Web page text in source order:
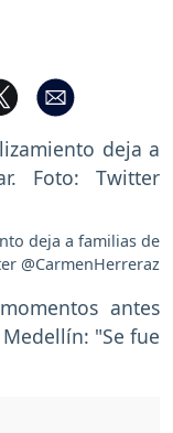
deja a familias de
@CarmenHerreraz
antes
"Se fue